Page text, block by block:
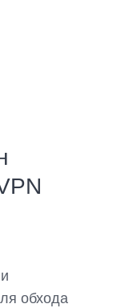
обхода